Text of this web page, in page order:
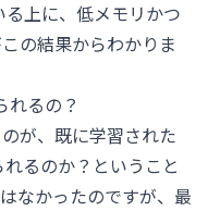
上に、低メモリかつ
の結果からわかりま
れるの？
が、既に学習された
るのか？ということ
なかったのですが、最